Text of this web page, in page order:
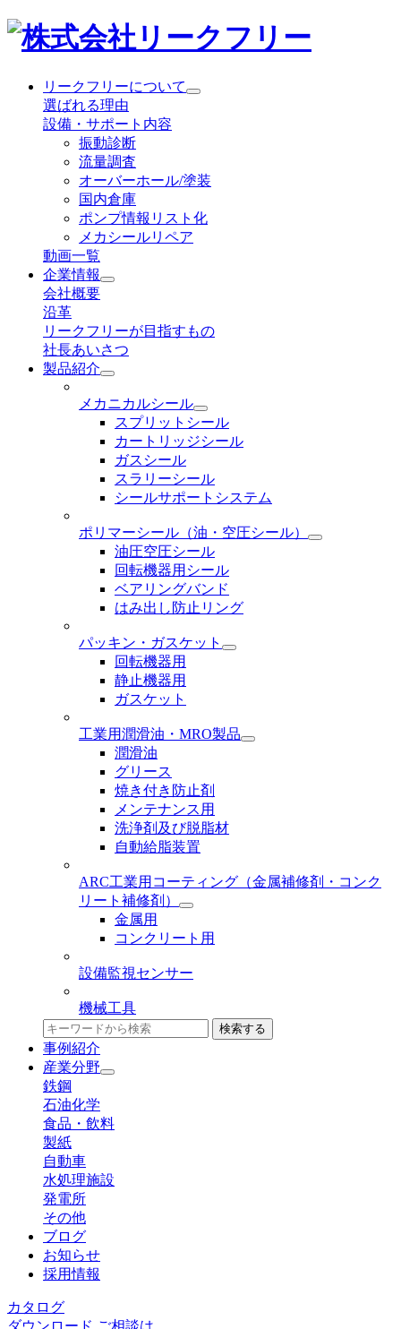
リークフリーについて
選ばれる理由
設備・サポート内容
振動診断
流量調査
オーバーホール/塗装
国内倉庫
ポンプ情報リスト化
メカシールリペア
動画一覧
企業情報
会社概要
沿革
リークフリーが目指すもの
社長あいさつ
製品紹介
メカニカルシール
スプリットシール
カートリッジシール
ガスシール
スラリーシール
シールサポートシステム
ポリマーシール （油・空圧シール）
油圧空圧シール
回転機器用シール
ベアリングバンド
はみ出し防止リング
パッキン・ガスケット
回転機器用
静止機器用
ガスケット
工業用潤滑油・MRO製品
潤滑油
グリース
焼き付き防止剤
メンテナンス用
洗浄剤及び脱脂材
自動給脂装置
ARC工業用コーティング （金属補修剤・コンク
リート補修剤）
金属用
コンクリート用
設備監視センサー
機械工具
検索する
事例紹介
産業分野
鉄鋼
石油化学
食品・飲料
製紙
自動車
水処理施設
発電所
その他
ブログ
お知らせ
採用情報
カタログ
ダウンロード ご相談は